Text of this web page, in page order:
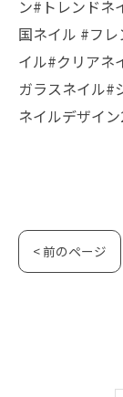
ン#トレンドネ
国ネイル #フ
イル#クリアネ
ガラスネイル#
ネイルデザイ
< 前のページ